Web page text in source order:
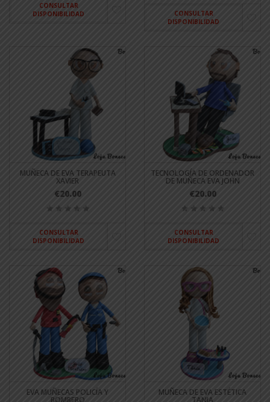
CONSULTAR
DISPONIBILIDAD
CONSULTAR
DISPONIBILIDAD
MUÑECA DE EVA TERAPEUTA
XAVIER
€20.00
CONSULTAR
DISPONIBILIDAD
TECNOLOGÍA DE ORDENADOR
DE MUÑECA EVA JOHN
€20.00
CONSULTAR
DISPONIBILIDAD
EVA MUÑECAS POLICÍA Y
BOMBERO
MUÑECA DE EVA ESTÉTICA
TANIA